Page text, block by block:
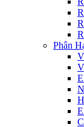
Phân